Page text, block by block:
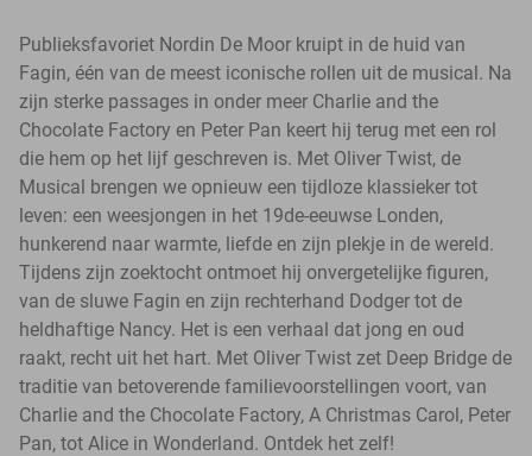
Publieksfavoriet Nordin De Moor kruipt in de huid van
Fagin, één van de meest iconische rollen uit de musical. Na
zijn sterke passages in onder meer Charlie and the
Chocolate Factory en Peter Pan keert hij terug met een rol
die hem op het lijf geschreven is. Met Oliver Twist, de
Musical brengen we opnieuw een tijdloze klassieker tot
leven: een weesjongen in het 19de-eeuwse Londen,
hunkerend naar warmte, liefde en zijn plekje in de wereld.
Tijdens zijn zoektocht ontmoet hij onvergetelijke figuren,
van de sluwe Fagin en zijn rechterhand Dodger tot de
heldhaftige Nancy. Het is een verhaal dat jong en oud
raakt, recht uit het hart. Met Oliver Twist zet Deep Bridge de
traditie van betoverende familievoorstellingen voort, van
Charlie and the Chocolate Factory, A Christmas Carol, Peter
Pan, tot Alice in Wonderland. Ontdek het zelf!